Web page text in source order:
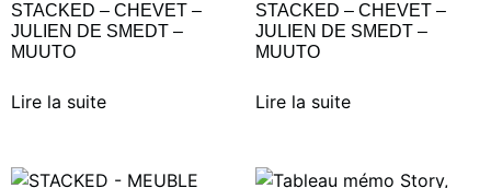
STACKED – CHEVET –
JULIEN DE SMEDT –
MUUTO
Lire la suite
STACKED – CHEVET –
JULIEN DE SMEDT –
MUUTO
Lire la suite